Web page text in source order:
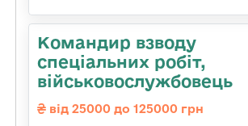
Командир взводу
спеціальних робіт,
військовослужбовець
від 25000 до 125000 грн